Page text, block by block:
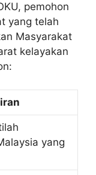
pemohon
yang telah
Masyarakat
kelayakan
yang